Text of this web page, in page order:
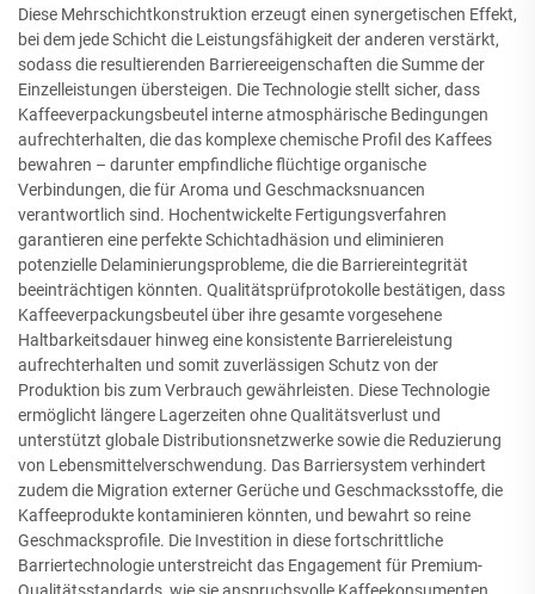
Diese Mehrschichtkonstruktion erzeugt einen synergetischen Effekt,
bei dem jede Schicht die Leistungsfähigkeit der anderen verstärkt,
sodass die resultierenden Barriereeigenschaften die Summe der
Einzelleistungen übersteigen. Die Technologie stellt sicher, dass
Kaffeeverpackungsbeutel interne atmosphärische Bedingungen
aufrechterhalten, die das komplexe chemische Profil des Kaffees
bewahren – darunter empfindliche flüchtige organische
Verbindungen, die für Aroma und Geschmacksnuancen
verantwortlich sind. Hochentwickelte Fertigungsverfahren
garantieren eine perfekte Schichtadhäsion und eliminieren
potenzielle Delaminierungsprobleme, die die Barriereintegrität
beeinträchtigen könnten. Qualitätsprüfprotokolle bestätigen, dass
Kaffeeverpackungsbeutel über ihre gesamte vorgesehene
Haltbarkeitsdauer hinweg eine konsistente Barriereleistung
aufrechterhalten und somit zuverlässigen Schutz von der
Produktion bis zum Verbrauch gewährleisten. Diese Technologie
ermöglicht längere Lagerzeiten ohne Qualitätsverlust und
unterstützt globale Distributionsnetzwerke sowie die Reduzierung
von Lebensmittelverschwendung. Das Barriersystem verhindert
zudem die Migration externer Gerüche und Geschmacksstoffe, die
Kaffeeprodukte kontaminieren könnten, und bewahrt so reine
Geschmacksprofile. Die Investition in diese fortschrittliche
Barriertechnologie unterstreicht das Engagement für Premium-